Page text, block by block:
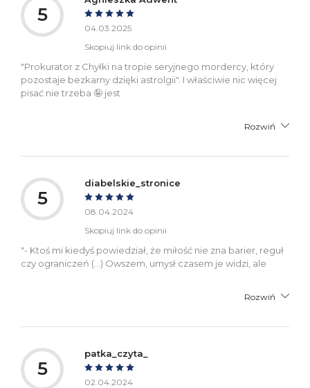
5
04.03.2025
Skopiuj link do opinii
"Prokurator z Chyłki na tropie seryjnego mordercy, który
pozostaje bezkarny dzięki astrolgii". I właściwie nic więcej
pisać nie trzeba 🤪 jest
Rozwiń
5
diabelskie_stronice
08.04.2024
Skopiuj link do opinii
"- Ktoś mi kiedyś powiedział, że miłość nie zna barier, reguł
czy ograniczeń (...) Owszem, umysł czasem je widzi, ale
Rozwiń
5
patka_czyta_
02.04.2024